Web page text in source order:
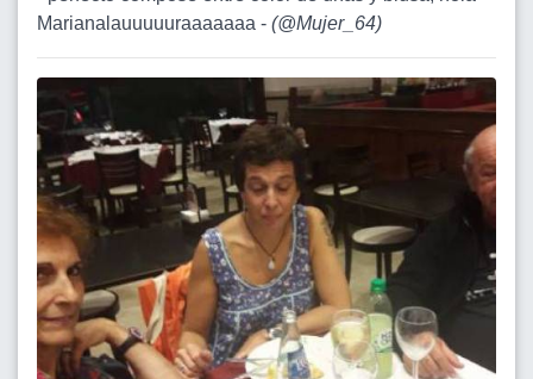
Marianalauuuuuraaaaaaa - (@Mujer_64)